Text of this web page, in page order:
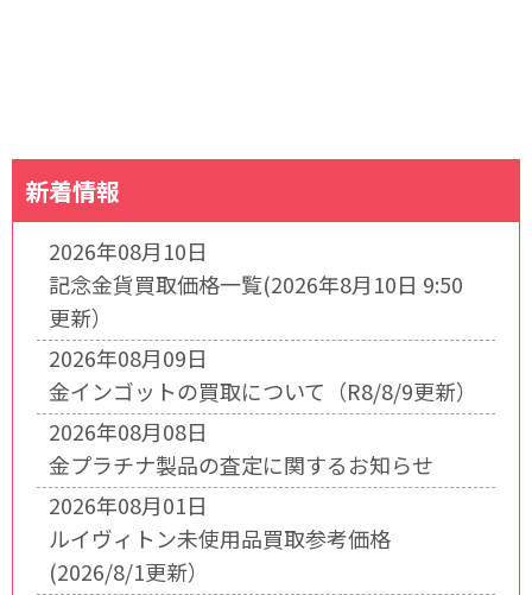
新着情報
2026年08月10日
記念金貨買取価格一覧(2026年8月10日 9:50
更新）
2026年08月09日
金インゴットの買取について（R8/8/9更新）
2026年08月08日
金プラチナ製品の査定に関するお知らせ
2026年08月01日
ルイヴィトン未使用品買取参考価格
(2026/8/1更新）